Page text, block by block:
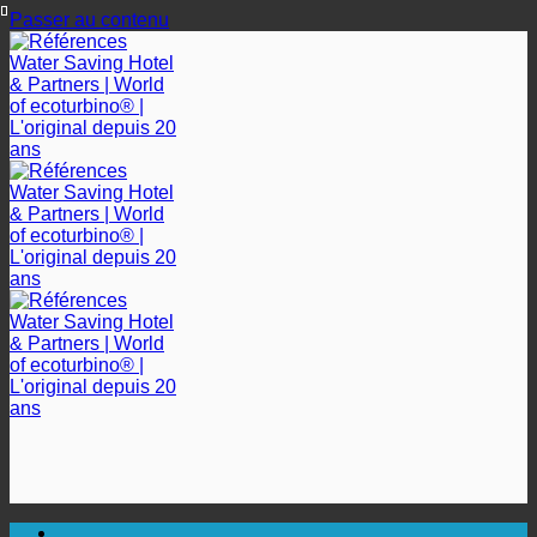
Passer au contenu